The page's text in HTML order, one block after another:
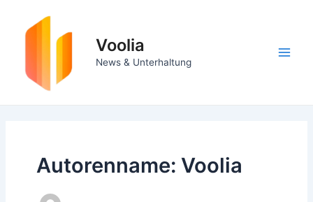
Voolia
News & Unterhaltung
Autorenname: Voolia